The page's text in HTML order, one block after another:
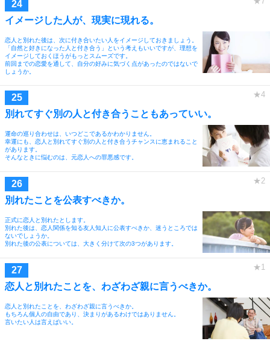
イメージした人が、現実に現れる。
恋人と別れた後は、次に付き合いたい人をイメージしておきましょう。
「自然と好きになった人と付き合う」という考えもいいですが、理想を
イメージしておくほうがもっとスムーズです。
前回までの恋愛を通して、自分の好みに気づく点があったのではないで
しょうか。
別れてすぐ別の人と付き合うこともあっていい。
運命の巡り合わせは、いつどこであるかわかりません。
幸運にも、恋人と別れてすぐ別の人と付き合うチャンスに恵まれること
があります。
そんなときに悩むのは、元恋人への罪悪感です。
別れたことを公表すべきか。
正式に恋人と別れたとします。
別れた後は、恋人関係を知る友人知人に公表すべきか、迷うところでは
ないでしょうか。
別れた後の公表については、大きく分けて次の3つがあります。
恋人と別れたことを、わざわざ親に言うべきか。
恋人と別れたことを、わざわざ親に言うべきか。
もちろん個人の自由であり、決まりがあるわけではありません。
言いたい人は言えばいい。